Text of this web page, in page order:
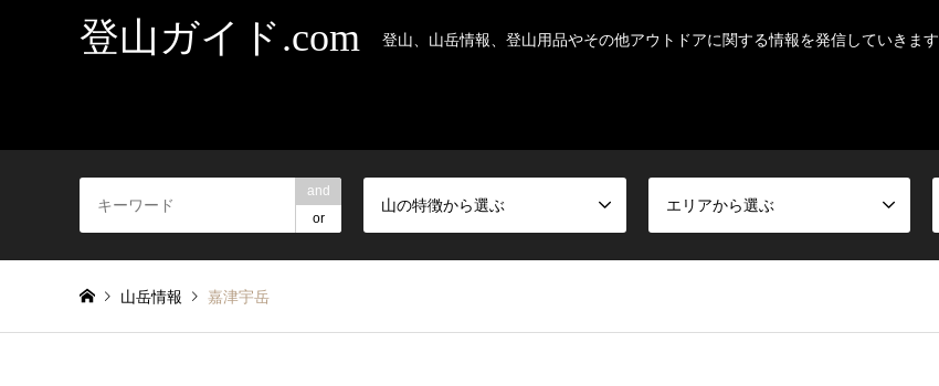
登山ガイド.com 登山、山岳情報、登山用品やその他アウトドアに関する情報を発信していきます
and
or
山の特徴から選ぶ エリアから選ぶ
山岳情報 嘉津宇岳